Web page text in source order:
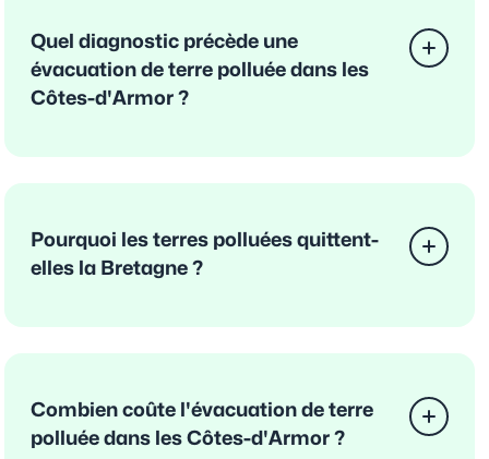
Quel diagnostic précède une
évacuation de terre polluée dans les
Côtes-d'Armor ?
Pourquoi les terres polluées quittent-
elles la Bretagne ?
Combien coûte l'évacuation de terre
polluée dans les Côtes-d'Armor ?